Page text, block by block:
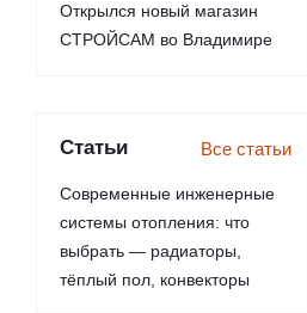
Открылся новый магазин
СТРОЙСАМ во Владимире
Статьи Все статьи
Современные инженерные
системы отопления: что
выбрать — радиаторы,
тёплый пол, конвекторы